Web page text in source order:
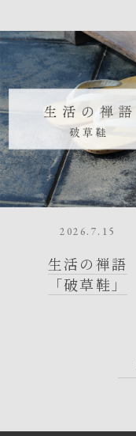
2026.7.15
生活の禅語
「破草鞋」